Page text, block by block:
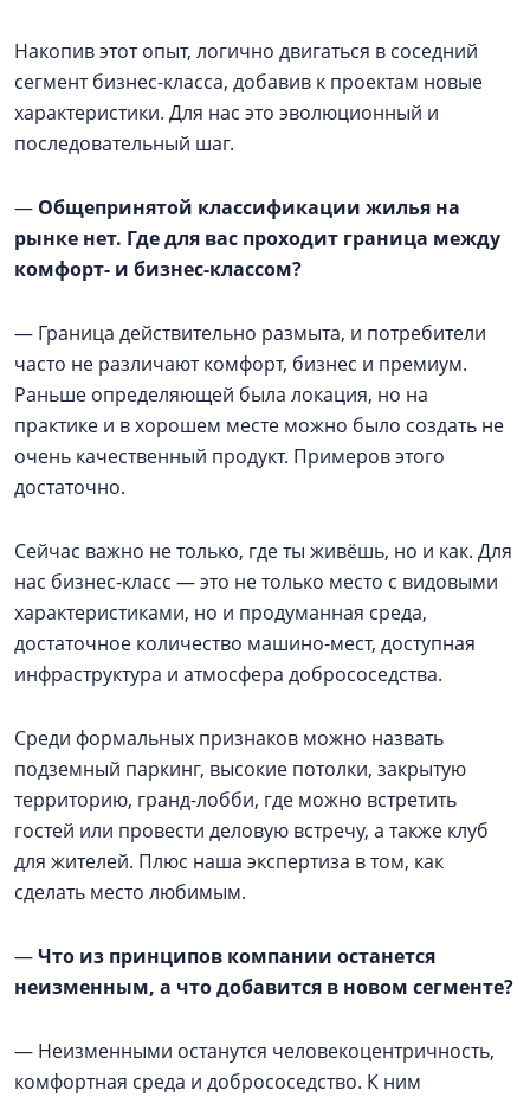
Накопив этот опыт, логично двигаться в соседний
сегмент бизнес-класса, добавив к проектам новые
характеристики. Для нас это эволюционный и
последовательный шаг.
— Общепринятой классификации жилья на
рынке нет. Где для вас проходит граница между
комфорт- и бизнес-классом?
— Граница действительно размыта, и потребители
часто не различают комфорт, бизнес и премиум.
Раньше определяющей была локация, но на
практике и в хорошем месте можно было создать не
очень качественный продукт. Примеров этого
достаточно.
Сейчас важно не только, где ты живёшь, но и как. Для
нас бизнес-класс — это не только место с видовыми
характеристиками, но и продуманная среда,
достаточное количество машино-мест, доступная
инфраструктура и атмосфера добрососедства.
Среди формальных признаков можно назвать
подземный паркинг, высокие потолки, закрытую
территорию, гранд-лобби, где можно встретить
гостей или провести деловую встречу, а также клуб
для жителей. Плюс наша экспертиза в том, как
сделать место любимым.
—Что из принципов компании останется
неизменным, а что добавится в новом сегменте?
— Неизменными останутся человекоцентричность,
комфортная среда и добрососедство. К ним